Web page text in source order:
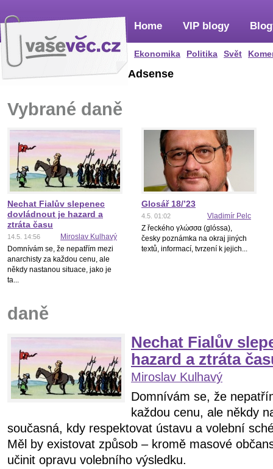
Home
Ekonomika Politika Svět
VIP blogy
Adsense
Vybrané daně
Nechat Fialův slepenec
dovládnout je hazard a
ztráta času
14.5. 14:56
Miroslav Kulhavý
Domnívám se, že nepatřím mezi
anarchisty za každou cenu, ale
někdy nastanou situace, jako je
ta...
Glosář 18/ʼ23
4.5. 01:02
Vladimír Pelc
Z řeckého γλώσσα (glóssa),
česky poznámka na okraj jiných
textů, informací, tvrzení k jejich...
daně
Nechat Fialův
hazard a ztráta
Miroslav Kulhavý
Domnívám se, že
každou cenu, ale někdy
současná, kdy respektovat ústavu a volební
Měl by existovat způsob – kromě masové
učinit opravu volebního výsledku.